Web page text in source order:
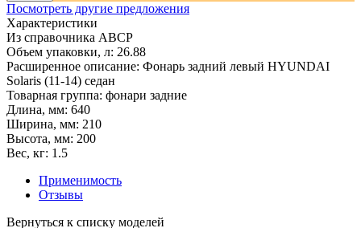
Посмотреть другие предложения
Характеристики
Из справочника ABCP
Объем упаковки, л: 26.88
Расширенное описание: Фонарь задний левый HYUNDAI
Solaris (11-14) седан
Товарная группа: фонари задние
Длина, мм: 640
Ширина, мм: 210
Высота, мм: 200
Вес, кг: 1.5
Применимость
Отзывы